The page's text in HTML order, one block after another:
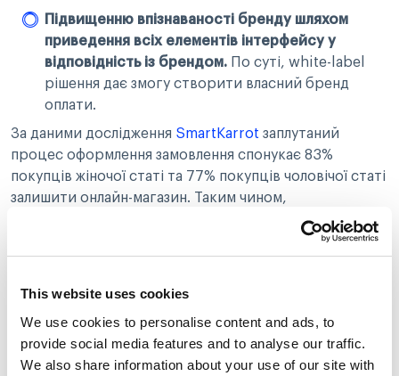
This website uses cookies
We use cookies to personalise content and ads, to
provide social media features and to analyse our traffic.
We also share information about your use of our site with
Підвищенню впізнаваності бренду шляхом
приведення всіх елементів інтерфейсу у
відповідність із брендом. По суті, white-label
рішення дає змогу створити власний бренд
оплати.
За даними дослідження SmartKarrot заплутаний
процес оформлення замовлення спонукає 83%
покупців жіночої статі та 77% покупців чоловічої статі
залишити онлайн-магазин. Таким чином,
впровадження white-label платіжного рішення значно
Як обрати партнера для White-
Label Payment
Перед початком співпраці з платіжними